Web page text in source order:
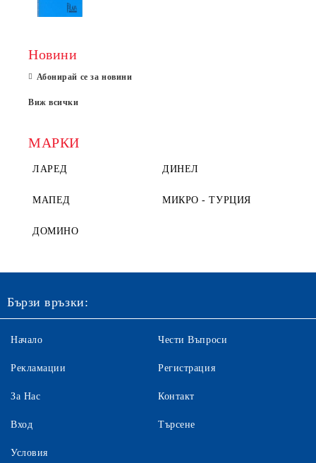
Новини
Абонирай се за новини
Виж всички
МАРКИ
ЛАРЕД ДИНЕЛ
МАПЕД МИКРО - ТУРЦИЯ
ДОМИНО
Бързи връзки:
Начало
Рекламации
За Нас
Вход
Чести Въпроси
Регистрация
Контакт
Търсене
Условия